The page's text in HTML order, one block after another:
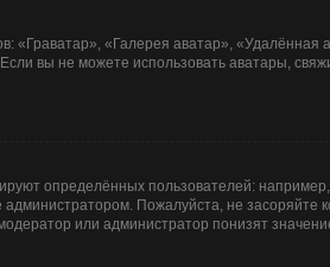
«Граватар», «Галерея аватар», «Удалённая
вы не можете использовать аватары,
определённых пользователей:
Пожалуйста, не
или администратор понизят